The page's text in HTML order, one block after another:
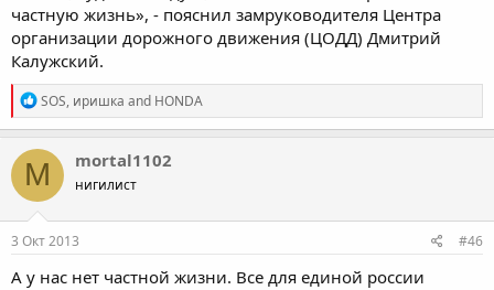
частную жизнь», - пояснил замруководителя Центра
организации дорожного движения (ЦОДД) Дмитрий
Калужский.
R
e
a
c
t
i
o
n
s
SOS, иришка and HONDA
M mortal1102
нигилист
3 Окт 2013 #46
А у нас нет частной жизни. Все для единой россии